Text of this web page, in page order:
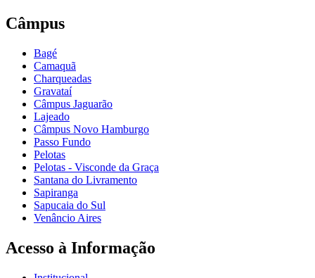
Câmpus
Bagé
Camaquã
Charqueadas
Gravataí
Câmpus Jaguarão
Lajeado
Câmpus Novo Hamburgo
Passo Fundo
Pelotas
Pelotas - Visconde da Graça
Santana do Livramento
Sapiranga
Sapucaia do Sul
Venâncio Aires
Acesso à Informação